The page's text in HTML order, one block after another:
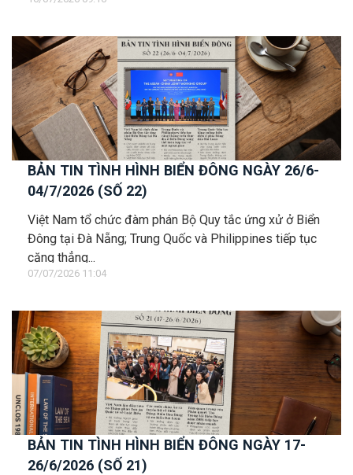
BẢN TIN TÌNH HÌNH BIỂN ĐÔNG NGÀY 26/6-
04/7/2026 (SỐ 22)
Việt Nam tổ chức đàm phán Bộ Quy tắc ứng xử ở Biển
Đông tại Đà Nẵng; Trung Quốc và Philippines tiếp tục
căng thẳng...
07/07/2026 11:04
BẢN TIN TÌNH HÌNH BIỂN ĐÔNG NGÀY 17-
26/6/2026 (SỐ 21)